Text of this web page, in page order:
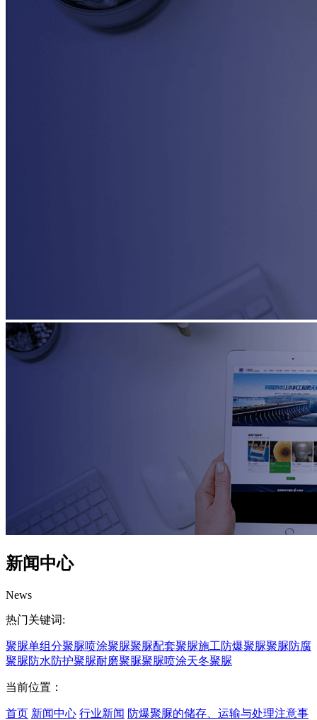
新闻中心
News
热门关键词:
聚脲单组分聚脲喷涂聚脲聚脲配套聚脲施工防爆聚脲聚脲防腐
聚脲防水防护聚脲耐磨聚脲聚脲喷涂天冬聚脲
当前位置：
首页 新闻中心 行业新闻 防爆聚脲的储存、运输与处理注意事